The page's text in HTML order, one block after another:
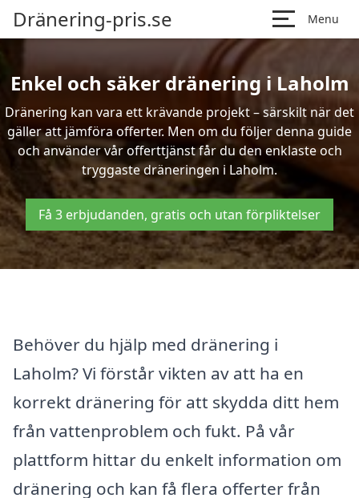
Dränering-pris.se Menu
Enkel och säker dränering i Laholm
Dränering kan vara ett krävande projekt – särskilt när det
gäller att jämföra offerter. Men om du följer denna guide
och använder vår offerttjänst får du den enklaste och
tryggaste dräneringen i Laholm.
Få 3 erbjudanden, gratis och utan förpliktelser
Behöver du hjälp med dränering i
Laholm? Vi förstår vikten av att ha en
korrekt dränering för att skydda ditt hem
från vattenproblem och fukt. På vår
plattform hittar du enkelt information om
dränering och kan få flera offerter från